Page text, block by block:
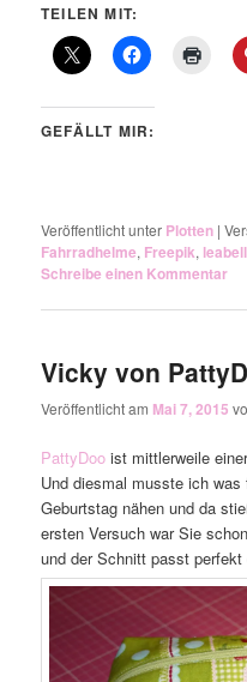
TEILEN MIT:
GEFÄLLT MIR:
Veröffentlicht unter Plotten |
Fahrradhelme, Freepik,
Schreibe einen Kommentar
Vicky von
Veröffentlicht am Mai 7, 2015
PattyDoo ist mittlerweile
Und diesmal musste ich
Geburtstag nähen und da
ersten Versuch war Sie
und der Schnitt passt perfekt